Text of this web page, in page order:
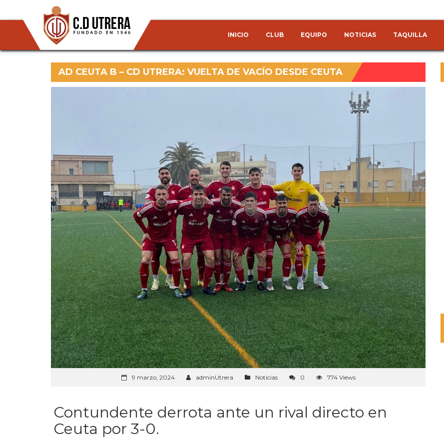
INICIO CLUB EQUIPO NOTICIAS TAQUILLA
AD CEUTA B – CD UTRERA: VUELTA DE VACÍO DESDE CEUTA
9 marzo, 2024 adminUtrera Noticias 0 774 Views
Contundente derrota ante un rival directo en
Ceuta por 3-0.